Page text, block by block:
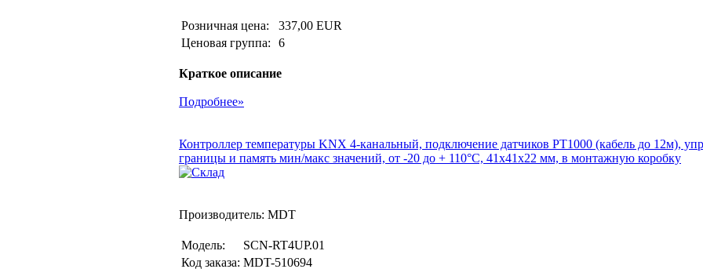
Розничная цена:
337,00 EUR
Ценовая группа:
6
Краткое описание
Подробнее»
Контроллер температуры KNX 4-канальный, подключение датчиков PT1000 (кабель до 12м),
границы и память мин/макс значений, от -20 до + 110°С, 41х41х22 мм, в монтажную коробку
Производитель: MDT
Модель:
SCN-RT4UP.01
Код заказа: MDT-510694